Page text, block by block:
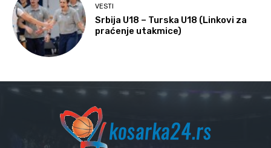
VESTI
Srbija U18 – Turska U18 (Linkovi za
praćenje utakmice)